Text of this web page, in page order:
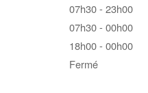
07h30 - 23h00
07h30 - 00h00
18h00 - 00h00
Fermé